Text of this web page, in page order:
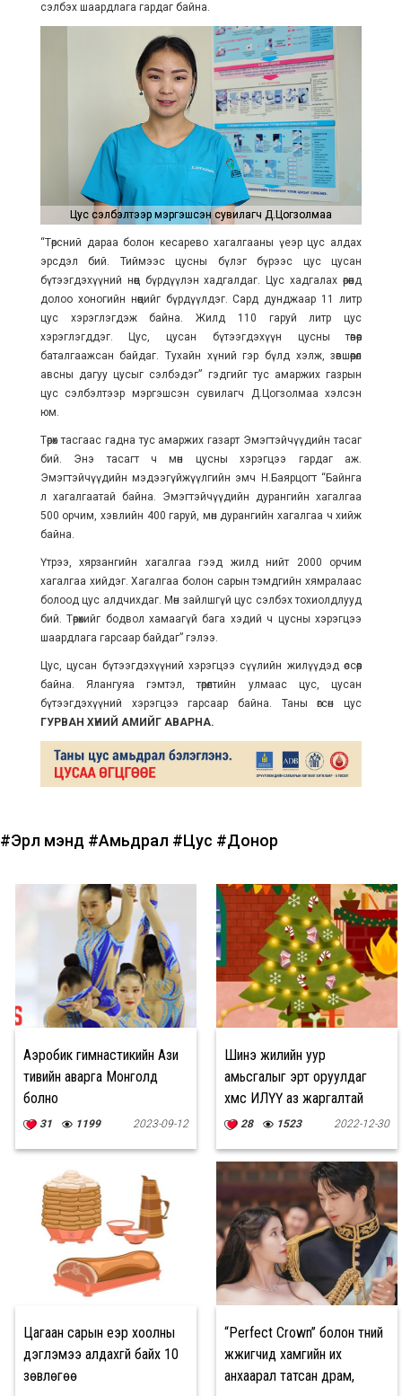
сэлбэх шаардлага гардаг байна.
Цус сэлбэлтээр мэргэшсэн сувилагч Д.Цогзолмаа
Цус сэлбэлтээр мэргэшсэн сувилагч Д.Цогзолмаа
“Төрсний дараа болон кесарево хагалгааны үеэр цус алдах
эрсдэл бий. Тиймээс цусны бүлэг бүрээс цус цусан
бүтээгдэхүүний нөөц бүрдүүлэн хадгалдаг. Цус хадгалах өрөөндөө
долоо хоногийн нөөцийг бүрдүүлдэг. Сард дунджаар 11 литр
цус хэрэглэгдэж байна. Жилд 110 гаруй литр цус
хэрэглэгддэг. Цус, цусан бүтээгдэхүүн цусны төвөөр
баталгаажсан байдаг. Тухайн хүний гэр бүлд хэлж, зөвшөөрөл
авсны дагуу цусыг сэлбэдэг” гэдгийг тус амаржих газрын
цус сэлбэлтээр мэргэшсэн сувилагч Д.Цогзолмаа хэлсэн
юм.
Төрөх тасгаас гадна тус амаржих газарт Эмэгтэйчүүдийн тасаг
бий. Энэ тасагт ч мөн цусны хэрэгцээ гардаг аж.
Эмэгтэйчүүдийн мэдээгүйжүүлгийн эмч Н.Баярцогт “Байнга
л хагалгаатай байна. Эмэгтэйчүүдийн дурангийн хагалгаа
500 орчим, хэвлийн 400 гаруй, мөн дурангийн хагалгаа ч хийж
байна.
Үтрээ, хярзангийн хагалгаа гээд жилд нийт 2000 орчим
хагалгаа хийдэг. Хагалгаа болон сарын тэмдгийн хямралаас
болоод цус алдчихдаг. Мөн зайлшгүй цус сэлбэх тохиолдлууд
бий. Төрөхийг бодвол хамаагүй бага хэдий ч цусны хэрэгцээ
шаардлага гарсаар байдаг” гэлээ.
Цус, цусан бүтээгдэхүүний хэрэгцээ сүүлийн жилүүдэд өссөөр
байна. Ялангуяа гэмтэл, төрөлтийн улмаас цус, цусан
бүтээгдэхүүний хэрэгцээ гарсаар байна. Таны өгсөн цус
ГУРВАН ХҮНИЙ АМИЙГ АВАРНА.
#Эрүүл мэнд #Амьдрал #Цус #Донор
Аэробик гимнастикийн Ази
тивийн аварга Монголд
болно
31 1199 2023-09-12
Шинэ жилийн уур
амьсгалыг эрт оруулдаг
хүмүүс ИЛҮҮ аз жаргалтай
байдаг
28 1523 2022-12-30
Цагаан сарын үеэр хоолны
дэглэмээ алдахгүй байх 10
зөвлөгөө
“Perfect Crown” болон түүний
жүжигчид хамгийн их
анхаарал татсан драм,